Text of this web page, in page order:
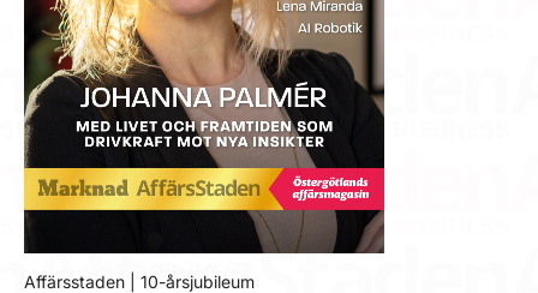
Affärsstaden | 10-årsjubileum